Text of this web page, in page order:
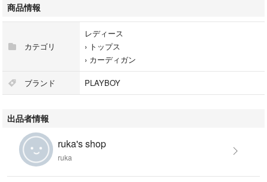
商品情報
カテゴリ
レディース
› トップス
› カーディガン
ブランド PLAYBOY
出品者情報
ruka's shop
ruka